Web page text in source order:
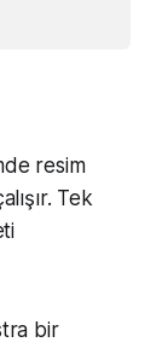
resim
Tek
bir